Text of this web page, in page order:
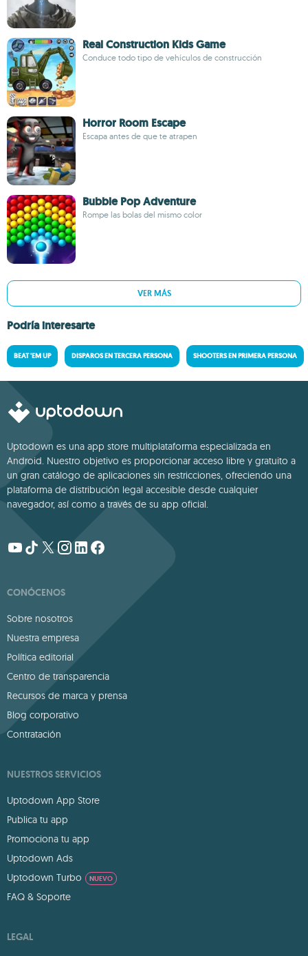
Real Construction Kids Game
Conduce todo tipo de vehículos de construcción
Horror Room Escape
Escapa antes de que te atrapen
Bubble Pop Adventure
Rompe las bolas del mismo color
VER MÁS
Podría interesarte
BEAT 'EM UP DISPAROS EN TERCERA PERSONA SHOOTERS EN PRIMERA PERSONA
Uptodown es una app store multiplataforma especializada en
Android. Nuestro objetivo es proporcionar acceso libre y gratuito a
un gran catálogo de aplicaciones sin restricciones, ofreciendo una
plataforma de distribución legal accesible desde cualquier
navegador, así como a través de su app oficial.
CONÓCENOS
Sobre nosotros
Nuestra empresa
Política editorial
Centro de transparencia
Recursos de marca y prensa
Blog corporativo
Contratación
NUESTROS SERVICIOS
Uptodown App Store
Publica tu app
Promociona tu app
Uptodown Ads
Uptodown Turbo
NUEVO
FAQ & Soporte
LEGAL